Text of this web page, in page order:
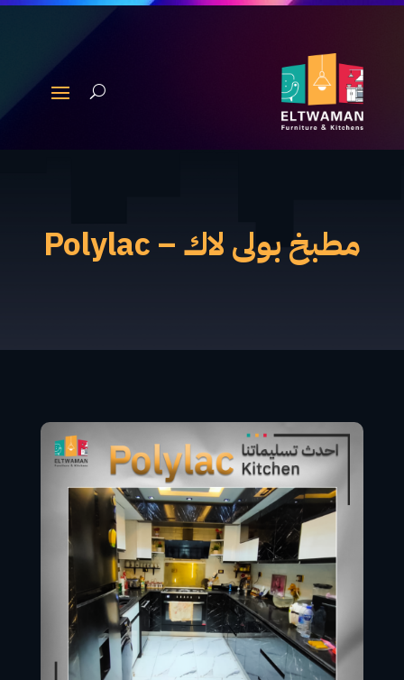
مطبخ بولى لاك – Polylac